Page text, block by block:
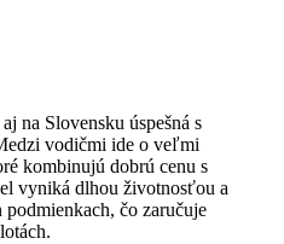
na Slovensku úspešná s
vodičmi ide o veľmi
kombinujú dobrú cenu s
vyniká dlhou životnosťou a
čo zaručuje